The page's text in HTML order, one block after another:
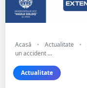
Acasă • Actualitate •
un accident ...
Actualitate